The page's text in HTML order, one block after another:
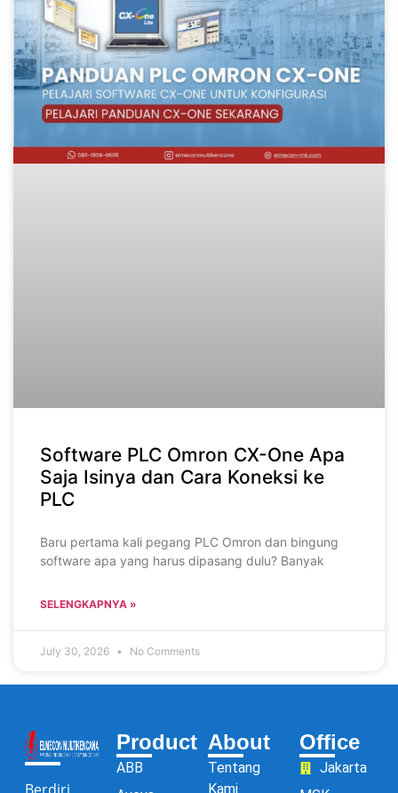
Software PLC Omron CX-One Apa
Saja Isinya dan Cara Koneksi ke
PLC
Baru pertama kali pegang PLC Omron dan bingung
software apa yang harus dipasang dulu? Banyak
SELENGKAPNYA »
July 30, 2026 No Comments
Product
ABB
About
Tentang
Kami
Office
Jakarta